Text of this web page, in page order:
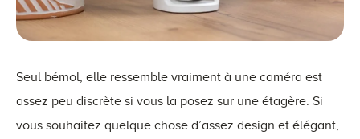
Seul bémol, elle ressemble vraiment à une caméra est
assez peu discrète si vous la posez sur une étagère. Si
vous souhaitez quelque chose d’assez design et élégant,